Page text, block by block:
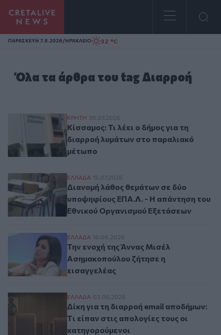
Homepage
ΠΑΡΑΣΚΕΥΗ 7.8.2026/ΗΡΑΚΛΕΙΟ 32 °C
Όλα τα άρθρα του tag Διαρροή
Κίσσαμος: Τι λέει ο δήμος για τη
ΚΡΗΤΗ 30.07.2026
Κίσσαμος: Τι λέει ο δήμος για τη
διαρροή λυμάτων στο παραλιακό
μέτωπο
Διανομή λάθος θεμάτων σε δύο
ΕΛΛAΔΑ 15.07.2026
Διανομή λάθος θεμάτων σε δύο
υποψηφίους ΕΠΑ.Λ. - Η απάντηση του
Εθνικού Οργανισμού Εξετάσεων
Την ενοχή της Άννας Μισέλ
ΕΛΛAΔΑ 16.06.2026
Την ενοχή της Άννας Μισέλ
Ασημακοπούλου ζήτησε η
εισαγγελέας
Δίκη για τη διαρροή email αποδήμων: Tι
ΕΛΛAΔΑ 03.06.2026
Δίκη για τη διαρροή email αποδήμων:
Tι είπαν στις απολογίες τους οι
κατηγορούμενοι